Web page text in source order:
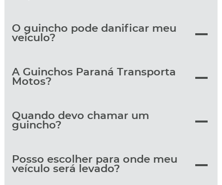
O guincho pode danificar meu
veículo?
A Guinchos Paraná Transporta
Motos?
Quando devo chamar um
guincho?
Posso escolher para onde meu
veículo será levado?